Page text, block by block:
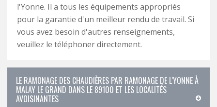
l'Yonne. Il a tous les équipements appropriés
pour la garantie d'un meilleur rendu de travail. Si
vous avez besoin d'autres renseignements,
veuillez le téléphoner directement.
LE RAMONAGE DES CHAUDIÈRES PAR RAMONAGE DE L'YONNE À
MALAY LE GRAND DANS LE 89100 ET LES LOCALITÉS
AVOISINANTES